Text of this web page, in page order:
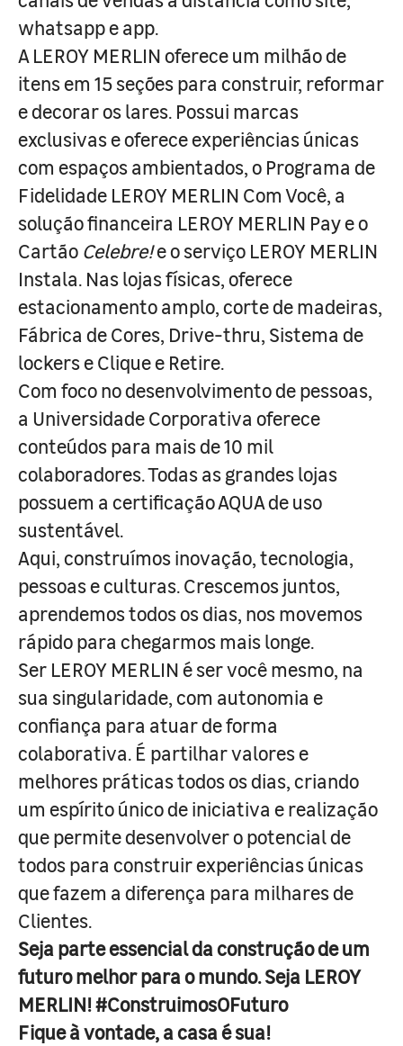
whatsapp e app.
A LEROY MERLIN oferece um milhão de
itens em 15 seções para construir, reformar
e decorar os lares. Possui marcas
exclusivas e oferece experiências únicas
com espaços ambientados, o Programa de
Fidelidade LEROY MERLIN Com Você, a
solução financeira LEROY MERLIN Pay e o
Cartão Celebre!e o serviço LEROY MERLIN
Instala. Nas lojas físicas, oferece
estacionamento amplo, corte de madeiras,
Fábrica de Cores, Drive-thru, Sistema de
lockers e Clique e Retire.
Com foco no desenvolvimento de pessoas,
a Universidade Corporativa oferece
conteúdos para mais de 10 mil
colaboradores. Todas as grandes lojas
possuem a certificação AQUA de uso
sustentável.
Aqui, construímos inovação, tecnologia,
pessoas e culturas. Crescemos juntos,
aprendemos todos os dias, nos movemos
rápido para chegarmos mais longe.
Ser LEROY MERLIN é ser você mesmo, na
sua singularidade, com autonomia e
confiança para atuar de forma
colaborativa. É partilhar valores e
melhores práticas todos os dias, criando
um espírito único de iniciativa e realização
que permite desenvolver o potencial de
todos para construir experiências únicas
que fazem a diferença para milhares de
Clientes.
Seja parte essencial da construção de um
futuro melhor para o mundo. Seja LEROY
MERLIN! #ConstruimosOFuturo
Fique à vontade, a casa é sua!